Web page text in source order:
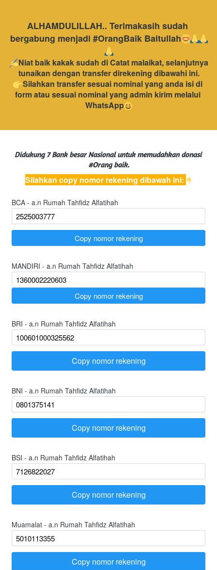
ALHAMDULILLAH.. Terimakasih sudah
bergabung menjadi #OrangBaik Baitullah
Niat baik kakak sudah di Catat malaikat, selanjutnya
tunaikan dengan transfer direkening dibawahi ini.
Silahkan transfer sesuai nominal yang anda isi di
form atau sesuai nominal yang admin kirim melalui
WhatsApp
Didukung 7 Bank besar Nasional untuk memudahkan donasi
#Orang baik.
Silahkan copy nomor rekening dibawah ini:
BCA - a.n Rumah Tahfidz Alfatihah
`
Copy nomor rekening
MANDIRI - a.n Rumah Tahfidz Alfatihah
`
Copy nomor rekening
BRI - a.n Rumah Tahfidz Alfatihah
`
Copy nomor rekening
BNI - a.n Rumah Tahfidz Alfatihah
`
Copy nomor rekening
BSI - a.n Rumah Tahfidz Alfatihah
`
Copy nomor rekening
Muamalat - a.n Rumah Tahfidz Alfatihah
`
Copy nomor rekening